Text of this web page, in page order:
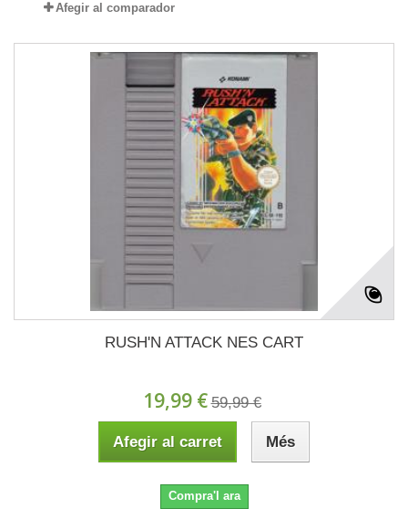
Afegir al comparador
RUSH'N ATTACK NES CART
19,99 € 59,99 €
Afegir al carret Més
Compra'l ara